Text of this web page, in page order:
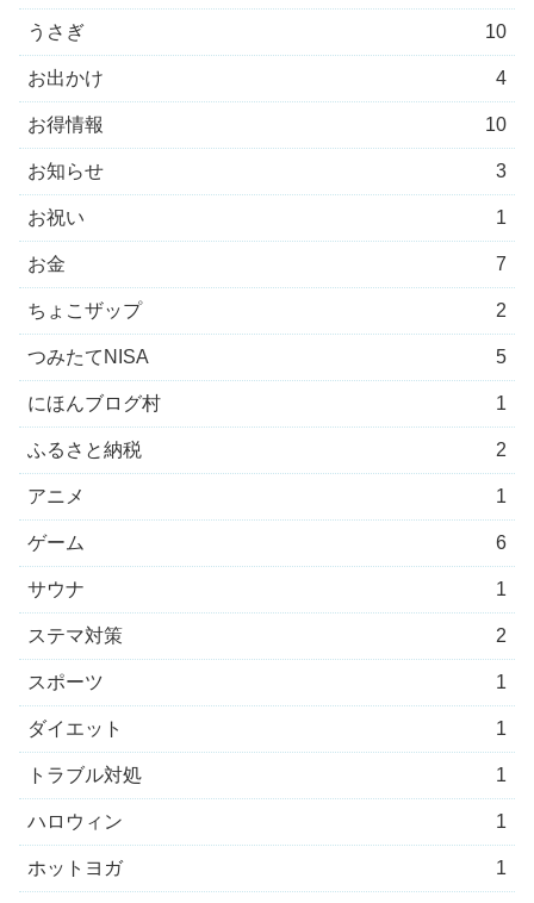
うさぎ 10
お出かけ 4
お得情報 10
お知らせ 3
お祝い 1
お金 7
ちょこザップ 2
つみたてNISA 5
にほんブログ村 1
ふるさと納税 2
アニメ 1
ゲーム 6
サウナ 1
ステマ対策 2
スポーツ 1
ダイエット 1
トラブル対処 1
ハロウィン 1
ホットヨガ 1